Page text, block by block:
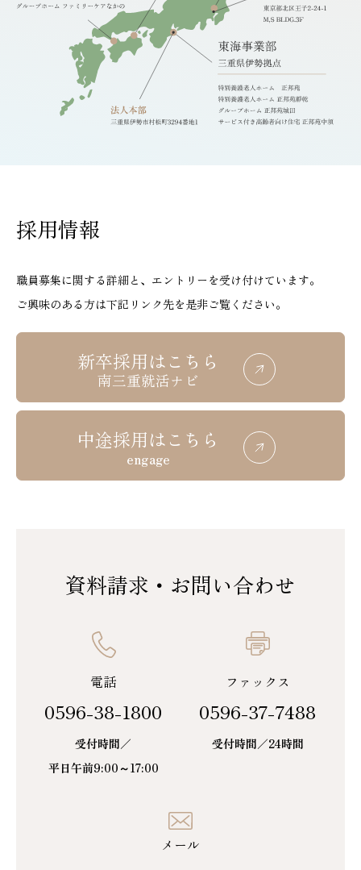
採用情報
職員募集に関する詳細と、エントリーを受け付けています。
ご興味のある方は下記リンク先を是非ご覧ください。
新卒採用はこちら
南三重就活ナビ
中途採用はこちら
engage
資料請求・お問い合わせ
電話
0596-38-1800
受付時間／
平日午前9:00～17:00
ファックス
0596-37-7488
受付時間／24時間
メール